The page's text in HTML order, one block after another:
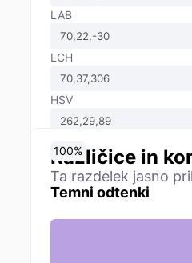
LAB
LCH
HSV
Različice in
Ta razdelek jasno
Temni odtenki
0%
10%
20%
30%
40%
50%
60%
70%
80%
90%
100%